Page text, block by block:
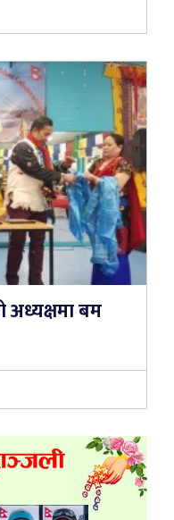
अध्यक्षमा बम